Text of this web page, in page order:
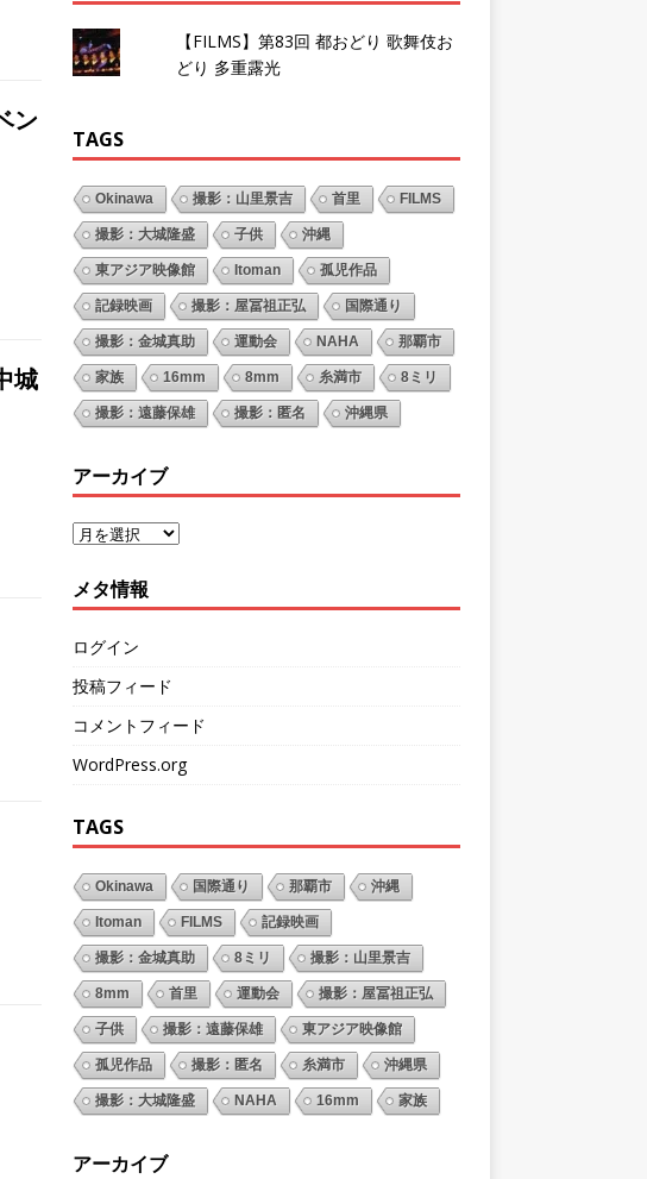
ン
城
【FILMS】第83回 都おどり 歌舞伎お
どり 多重露光
TAGS
Okinawa 撮影：山里景吉 首里 FILMS
撮影：大城隆盛 子供 沖縄
東アジア映像館 Itoman 孤児作品
記録映画 撮影：屋冨祖正弘 国際通り
撮影：金城真助 運動会 NAHA 那覇市
家族 16mm 8mm 糸満市 8ミリ
撮影：遠藤保雄 撮影：匿名 沖縄県
アーカイブ
メタ情報
ログイン
投稿フィード
コメントフィード
WordPress.org
TAGS
Okinawa 国際通り 那覇市 沖縄
Itoman FILMS 記録映画
撮影：金城真助 8ミリ 撮影：山里景吉
8mm 首里 運動会 撮影：屋冨祖正弘
子供 撮影：遠藤保雄 東アジア映像館
孤児作品 撮影：匿名 糸満市 沖縄県
撮影：大城隆盛 NAHA 16mm 家族
アーカイブ